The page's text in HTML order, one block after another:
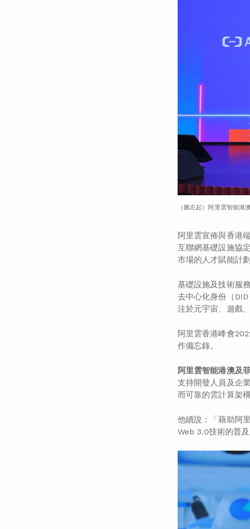
（圖左起）阿里雲智能
阿里雲宣佈與香港
互聯網基礎設施協
市場的人才賦能計
基礎設施及技術服
去中心化身份（
注於元宇宙、遊戲
阿里雲香港峰會
作備忘錄。
阿里雲智能港澳及
支持開發人員及企
而可靠的雲計算架
他續說：「藉助阿
Web 3.0技術的普